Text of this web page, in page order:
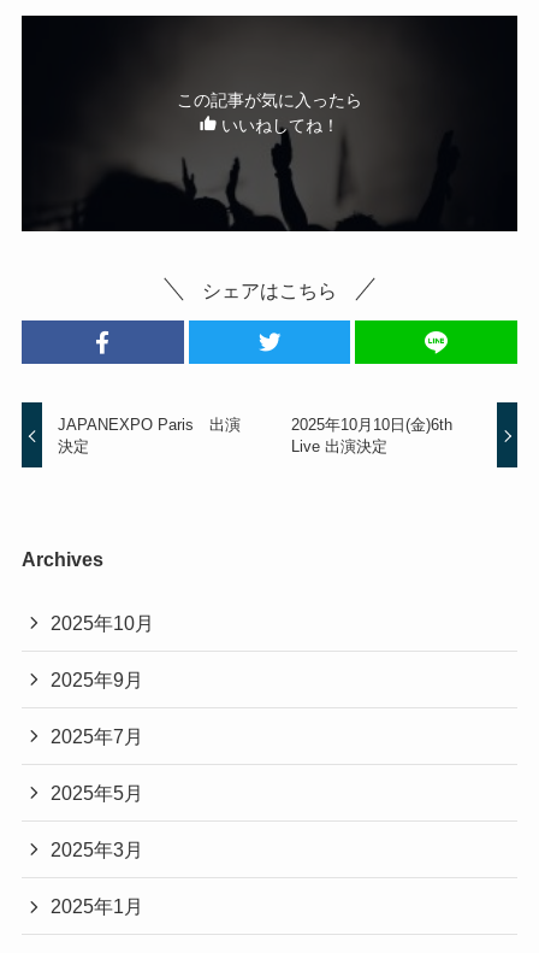
この記事が気に入ったら
いいねしてね！
シェアはこちら
JAPANEXPO Paris 出演
決定
2025年10月10日(金)6th
Live 出演決定
Archives
2025年10月
2025年9月
2025年7月
2025年5月
2025年3月
2025年1月